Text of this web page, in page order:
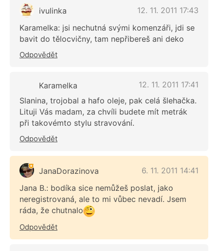
ivulinka
12. 11. 2011 17:43
Karamelka: jsi nechutná svými komenzáři, jdi se
bavit do tělocvičny, tam nepřibereš ani deko
Odpovědět
Karamelka
12. 11. 2011 17:41
Slanina, trojobal a hafo oleje, pak celá šlehačka.
Lituji Vás madam, za chvíli budete mít metrák
při takovémto stylu stravování.
Odpovědět
JanaDorazinova
6. 11. 2011 14:41
Jana B.: bodíka sice nemůžeš poslat, jako
neregistrovaná, ale to mi vůbec nevadí. Jsem
ráda, že chutnalo
Odpovědět